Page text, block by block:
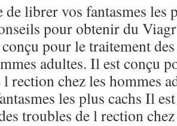
de librer vos fantasmes les
pour obtenir du
pour le traitement
adultes. Il est conçu
rection chez les hommes
les plus cachs Il
troubles de l rection